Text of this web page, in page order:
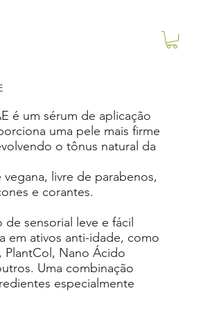
é um sérum de aplicação
uma pele mais firme
o tônus natural da
livre de parabenos,
e corantes.
de sensorial leve e fácil
em ativos anti-idade, como
PlantCol, Nano Ácido
Uma combinação
especialmente